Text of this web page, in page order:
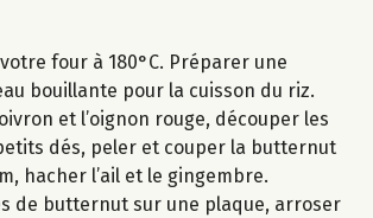
four à 180°C. Préparer une
bouillante pour la cuisson du riz.
et l’oignon rouge, découper les
dés, peler et couper la butternut
hacher l’ail et le gingembre.
de butternut sur une plaque, arroser